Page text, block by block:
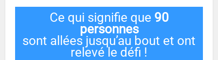
Ce qui signifie que 90
personnes
sont allées jusqu’au bout et ont
relevé le défi !